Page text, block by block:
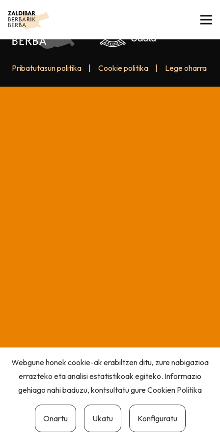
Pribatutasun politika Cookie politika Lege oharra
Webgune honek cookie-ak erabiltzen ditu, zure nabigazioa
errazteko eta analisi estatistikoak egiteko. Informazio
gehiago nahi baduzu, kontsultatu gureCookien Politika
Onartu Ukatu Konfiguratu